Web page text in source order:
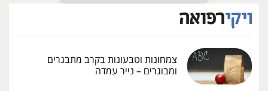
צמחונות וטבעונות בקרב מתבגרים
ומבוגרים – נייר עמדה